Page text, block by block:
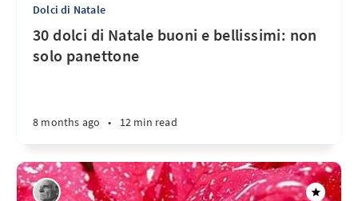
Dolci di Natale
30 dolci di Natale buoni e bellissimi: non
solo panettone
8 months ago • 12 min read